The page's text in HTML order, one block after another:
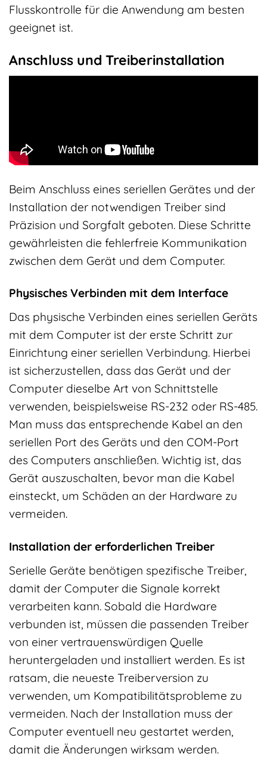
Flusskontrolle für die Anwendung am besten
geeignet ist.
Anschluss und Treiberinstallation
Beim Anschluss eines seriellen Gerätes und der
Installation der notwendigen Treiber sind
Präzision und Sorgfalt geboten. Diese Schritte
gewährleisten die fehlerfreie Kommunikation
zwischen dem Gerät und dem Computer.
Physisches Verbinden mit dem Interface
Das physische Verbinden eines seriellen Geräts
mit dem Computer ist der erste Schritt zur
Einrichtung einer seriellen Verbindung. Hierbei
ist sicherzustellen, dass das Gerät und der
Computer dieselbe Art von Schnittstelle
verwenden, beispielsweise RS-232 oder RS-485.
Man muss das entsprechende Kabel an den
seriellen Port des Geräts und den COM-Port
des Computers anschließen. Wichtig ist, das
Gerät auszuschalten, bevor man die Kabel
einsteckt, um Schäden an der Hardware zu
vermeiden.
Installation der erforderlichen Treiber
Serielle Geräte benötigen spezifische Treiber,
damit der Computer die Signale korrekt
verarbeiten kann. Sobald die Hardware
verbunden ist, müssen die passenden Treiber
von einer vertrauenswürdigen Quelle
heruntergeladen und installiert werden. Es ist
ratsam, die neueste Treiberversion zu
verwenden, um Kompatibilitätsprobleme zu
vermeiden. Nach der Installation muss der
Computer eventuell neu gestartet werden,
damit die Änderungen wirksam werden.